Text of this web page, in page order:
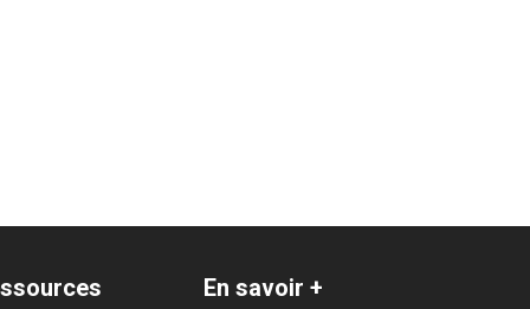
En savoir +